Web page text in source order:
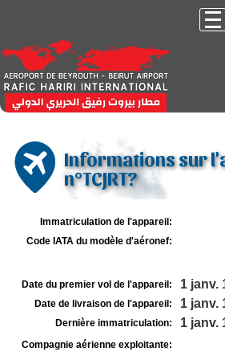
Informations sur
n°TCJRT?
Immatriculation de l'appareil:
Code IATA du modèle d'aéronef:
Date du premier vol de l'appareil: 1 janv.
Date de livraison de l'appareil: 1 janv.
Dernière immatriculation: 1 janv.
Compagnie aérienne exploitante: